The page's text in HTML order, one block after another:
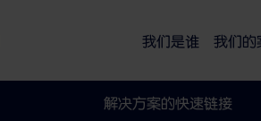
我们是谁 我们的
解决方案的快速链接